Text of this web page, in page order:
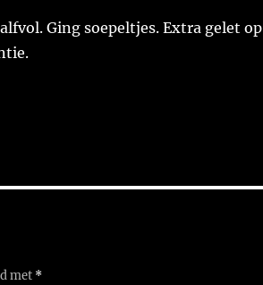
Ging soepeltjes. Extra gelet op
met *